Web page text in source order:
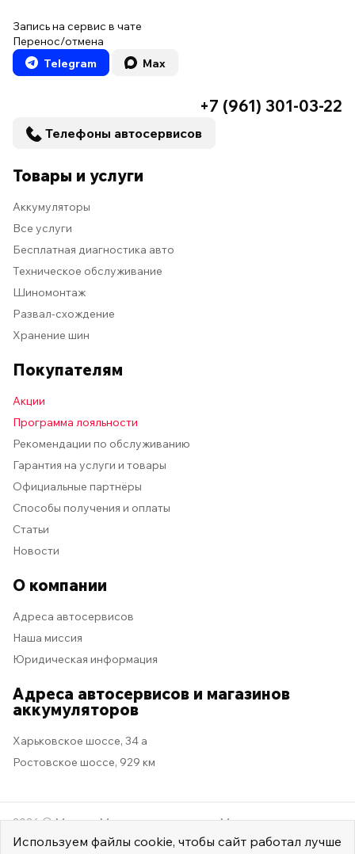
Запись на сервис в чате
Перенос/отмена
Telegram
Max
+7 (961) 301-03-22
Телефоны автосервисов
Товары и услуги
Аккумуляторы
Все услуги
Бесплатная диагностика авто
Техническое обслуживание
Шиномонтаж
Развал-схождение
Хранение шин
Покупателям
Акции
Программа лояльности
Рекомендации по обслуживанию
Гарантия на услуги и товары
Официальные партнёры
Способы получения и оплаты
Статьи
Новости
О компании
Адреса автосервисов
Наша миссия
Юридическая информация
Адреса автосервисов и магазинов
аккумуляторов
Харьковское шоссе, 34 а
Ростовское шоссе, 929 км
2026 © Мастер Машина Мы в социальных сетях
Используем файлы cookie, чтобы сайт работал лучше